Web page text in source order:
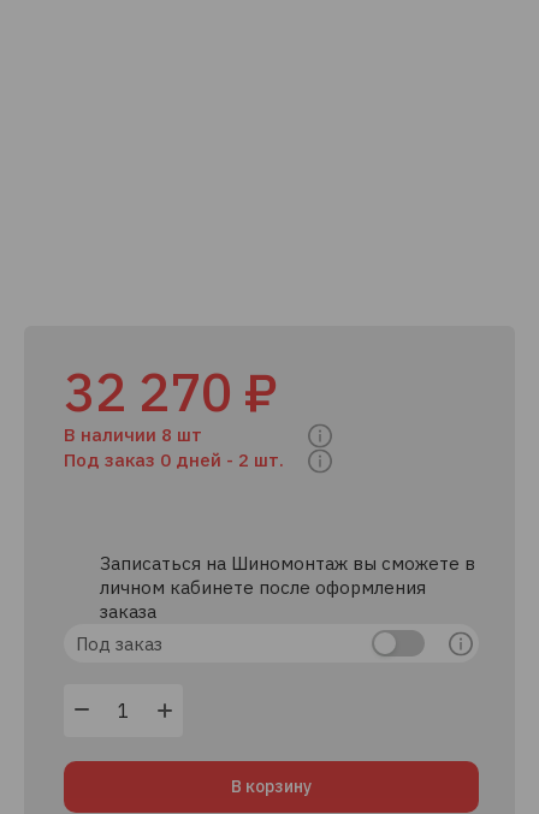
32 270 ₽
В наличии 8 шт
Под заказ 0 дней - 2 шт.
Записаться на Шиномонтаж вы сможете в
личном кабинете после оформления
заказа
Под заказ
В корзину